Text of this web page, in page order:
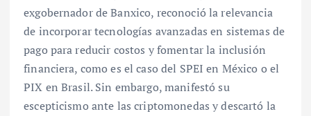
exgobernador de Banxico, reconoció la relevancia
de incorporar tecnologías avanzadas en sistemas de
pago para reducir costos y fomentar la inclusión
financiera, como es el caso del SPEI en México o el
PIX en Brasil. Sin embargo, manifestó su
escepticismo ante las criptomonedas y descartó la